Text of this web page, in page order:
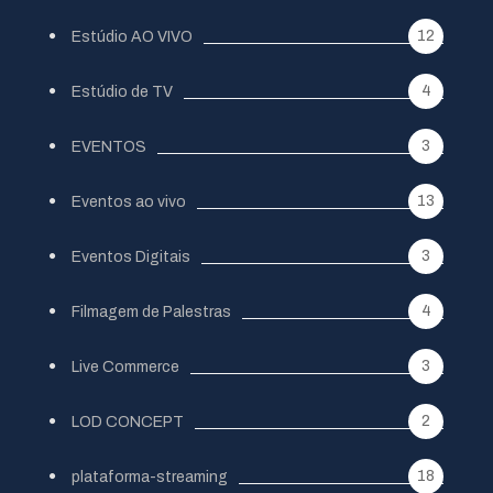
Estúdio AO VIVO 12
Estúdio de TV 4
EVENTOS 3
Eventos ao vivo 13
Eventos Digitais 3
Filmagem de Palestras 4
Live Commerce 3
LOD CONCEPT 2
plataforma-streaming 18